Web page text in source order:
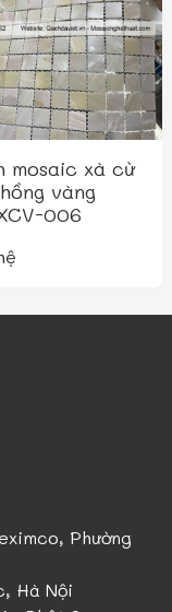
mosaic xà cừ
vàng
006
Phường
Hà Nội